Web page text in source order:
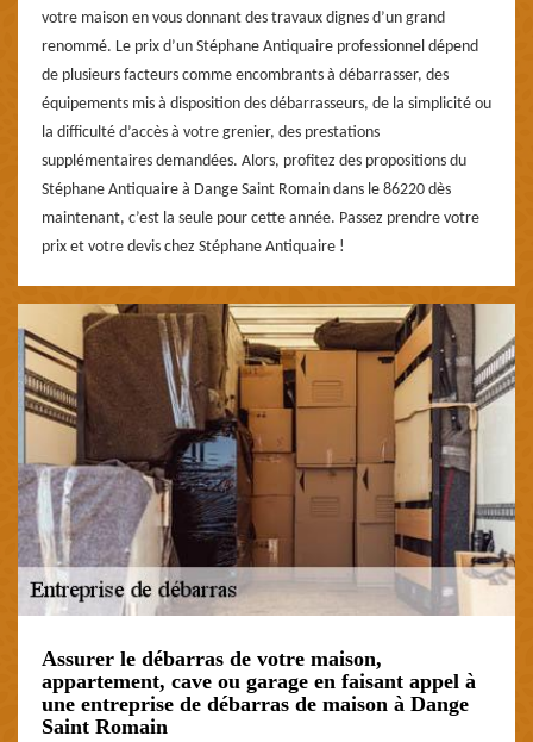
votre maison en vous donnant des travaux dignes d’un grand
renommé. Le prix d’un Stéphane Antiquaire professionnel dépend
de plusieurs facteurs comme encombrants à débarrasser, des
équipements mis à disposition des débarrasseurs, de la simplicité ou
la difficulté d’accès à votre grenier, des prestations
supplémentaires demandées. Alors, profitez des propositions du
Stéphane Antiquaire à Dange Saint Romain dans le 86220 dès
maintenant, c’est la seule pour cette année. Passez prendre votre
prix et votre devis chez Stéphane Antiquaire !
Assurer le débarras de votre maison,
appartement, cave ou garage en faisant appel à
une entreprise de débarras de maison à Dange
Saint Romain